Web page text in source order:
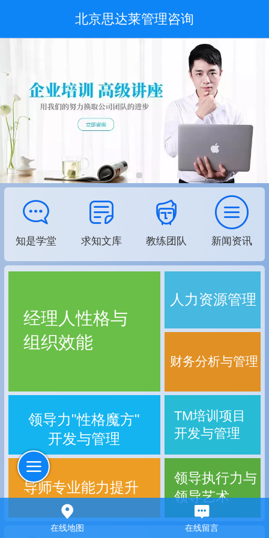
北京思达莱管理咨询
知是学堂 求知文库 教练团队 新闻资讯
经理人性格与
组织效能
人力资源管理
财务分析与管理
领导力"性格魔方"
开发与管理
TM培训项目
开发与管理
导师专业能力提升
领导执行力与
领导艺术
在线地图 在线留言